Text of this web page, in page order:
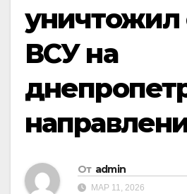
уничтожил
ВСУ на
От admin
МАР 11, 2026